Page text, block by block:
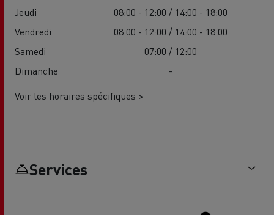
Jeudi
08:00 - 12:00 / 14:00 - 18:00
Vendredi
08:00 - 12:00 / 14:00 - 18:00
Samedi
07:00 / 12:00
Dimanche
-
Voir les horaires spécifiques >
Services